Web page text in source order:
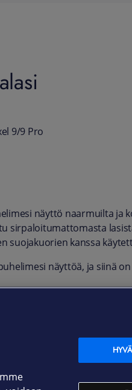
9/9 Pro
näyttö naarmuilta ja
sirpaloitumattomasta
suojakuorien kanssa
näyttöä, ja siinä